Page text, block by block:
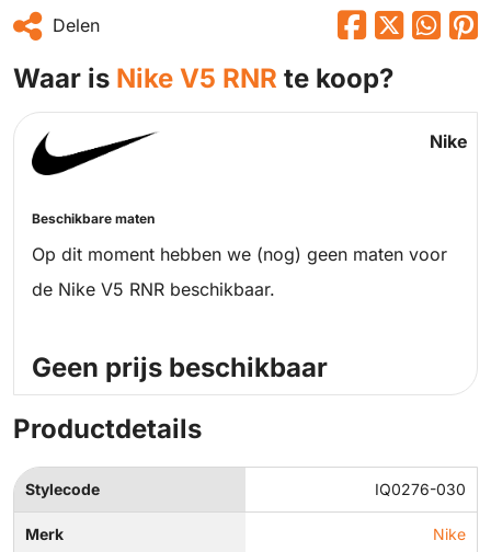
Delen
Waar is Nike V5 RNR te koop?
Nike
Beschikbare maten
Op dit moment hebben we (nog) geen maten voor
de Nike V5 RNR beschikbaar.
Geen prijs beschikbaar
Productdetails
Stylecode IQ0276-030
Merk Nike